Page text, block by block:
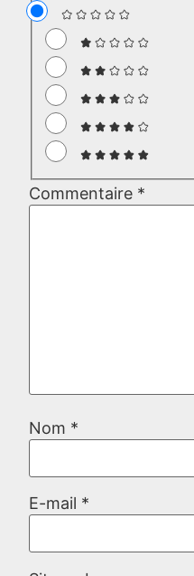
Commentaire *
Nom *
E-mail *